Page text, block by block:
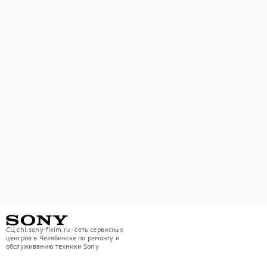
СЦ chl.sony-fixim.ru - сеть сервисных
центров в Челябинске по ремонту и
обслуживанию техники Sony